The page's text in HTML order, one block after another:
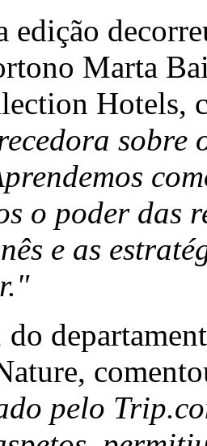
edição
Marta
Hotels,
sobre
o poder das
e as
do
pelo